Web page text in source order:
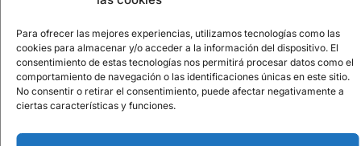
Para ofrecer las mejores experiencias, utilizamos tecnologías como las
cookies para almacenar y/o acceder a la información del dispositivo. El
consentimiento de estas tecnologías nos permitirá procesar datos como el
comportamiento de navegación o las identificaciones únicas en este sitio.
No consentir o retirar el consentimiento, puede afectar negativamente a
ciertas características y funciones.
CONTACTO